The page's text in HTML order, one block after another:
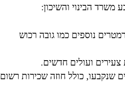
משרד הבינוי והשיכון:
נוספים כמו גובה רכוש
צעירים ועולים חדשים.
שנקבעו, כולל חוזה שכירות רשום